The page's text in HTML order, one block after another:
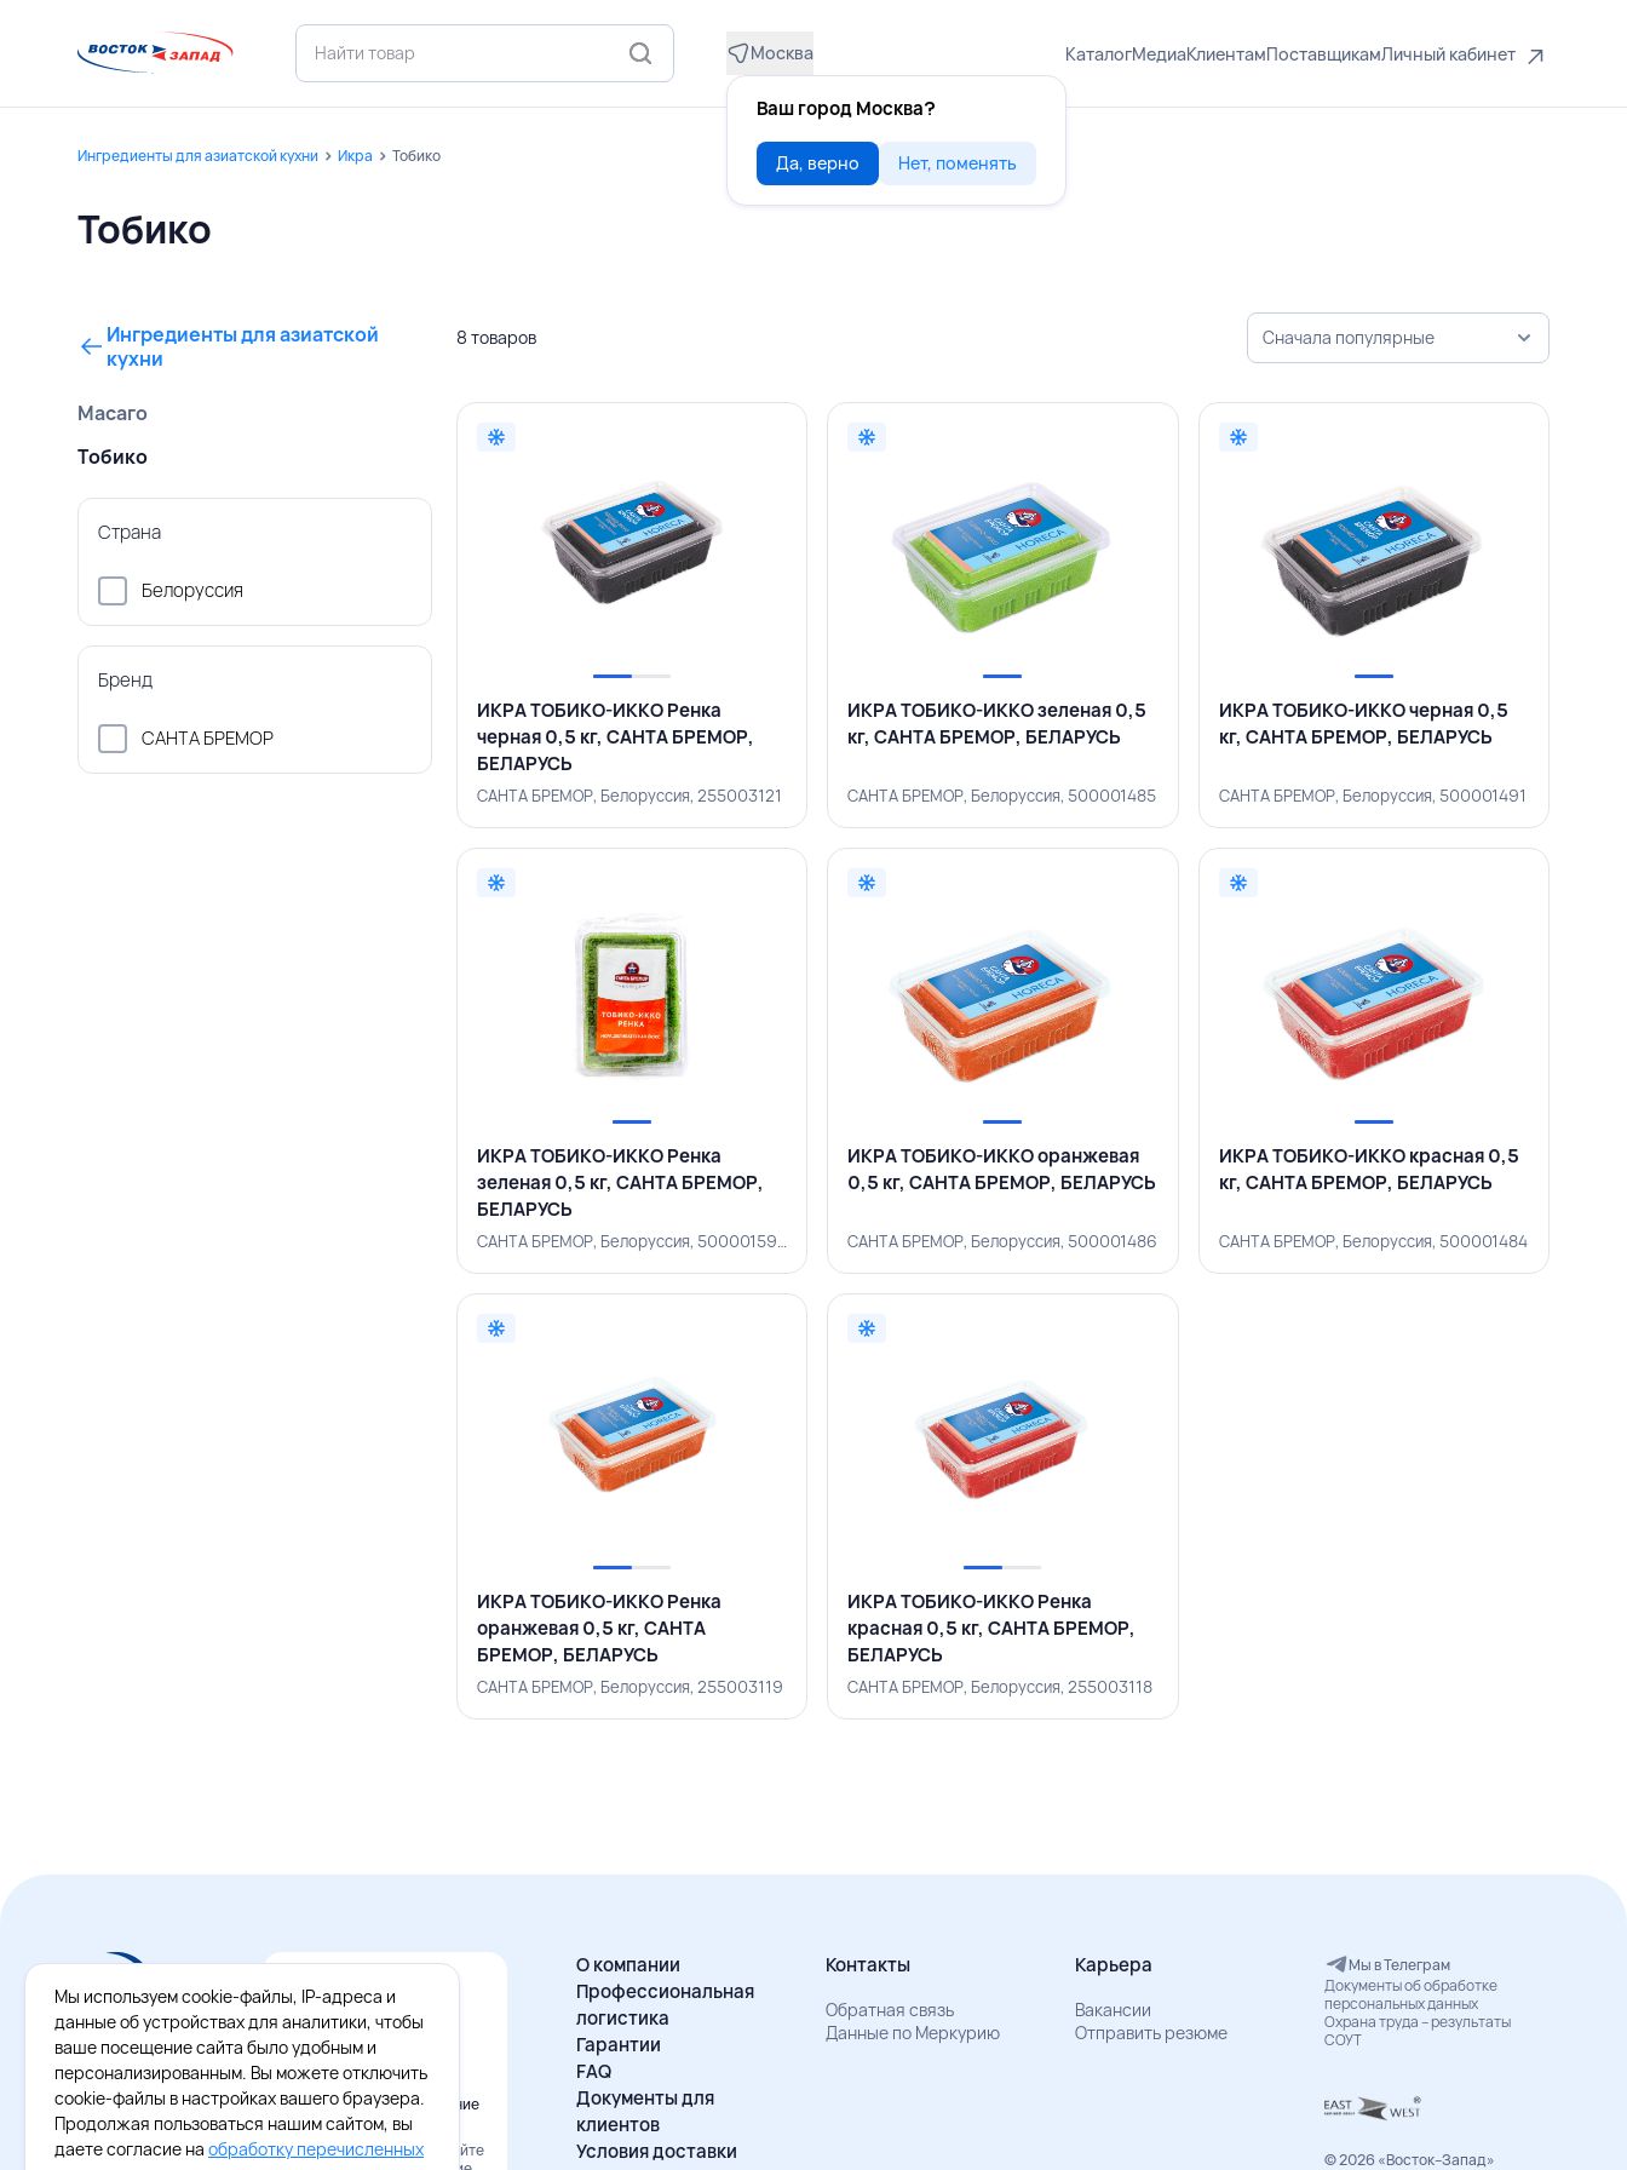
Москва
Ваш город Москва?
Да, верно Нет, поменять
КаталогМедиаКлиентамПоставщикамЛичный кабинет
Ингредиенты для азиатской кухни Икра Тобико
Тобико
Ингредиенты для азиатской
кухни
Масаго
Тобико
Страна
Белоруссия
Бренд
САНТА БРЕМОР
8 товаров Сначала популярные
ИКРА ТОБИКО-ИККО Ренка
черная 0,5 кг, САНТА БРЕМОР,
БЕЛАРУСЬ
САНТА БРЕМОР, Белоруссия, 255003121
ИКРА ТОБИКО-ИККО зеленая 0,5
кг, САНТА БРЕМОР, БЕЛАРУСЬ
САНТА БРЕМОР, Белоруссия, 500001485
ИКРА ТОБИКО-ИККО черная 0,5
кг, САНТА БРЕМОР, БЕЛАРУСЬ
САНТА БРЕМОР, Белоруссия, 500001491
ИКРА ТОБИКО-ИККО Ренка
зеленая 0,5 кг, САНТА БРЕМОР,
БЕЛАРУСЬ
САНТА БРЕМОР, Белоруссия, 500001590
ИКРА ТОБИКО-ИККО оранжевая
0,5 кг, САНТА БРЕМОР, БЕЛАРУСЬ
САНТА БРЕМОР, Белоруссия, 500001486
ИКРА ТОБИКО-ИККО красная 0,5
кг, САНТА БРЕМОР, БЕЛАРУСЬ
САНТА БРЕМОР, Белоруссия, 500001484
ИКРА ТОБИКО-ИККО Ренка
оранжевая 0,5 кг, САНТА
БРЕМОР, БЕЛАРУСЬ
САНТА БРЕМОР, Белоруссия, 255003119
ИКРА ТОБИКО-ИККО Ренка
красная 0,5 кг, САНТА БРЕМОР,
БЕЛАРУСЬ
САНТА БРЕМОР, Белоруссия, 255003118
Официальное приложение
Восток - Запад
Наведите камеру и скачайте
О компании
Профессиональная
логистика
Гарантии
FAQ
Документы для
клиентов
Условия доставки
Контакты
Обратная связь
Данные по Меркурию
Карьера
Вакансии
Отправить резюме
Мы в Телеграм
Документы об обработке
персональных данных
Охрана труда – результаты
СОУТ
© 2026 «Восток–Запад»
Мы используем cookie-файлы, IP-адреса и
данные об устройствах для аналитики, чтобы
ваше посещение сайта было удобным и
персонализированным. Вы можете отключить
cookie-файлы в настройках вашего браузера.
Продолжая пользоваться нашим сайтом, вы
даете согласие на обработку перечисленных